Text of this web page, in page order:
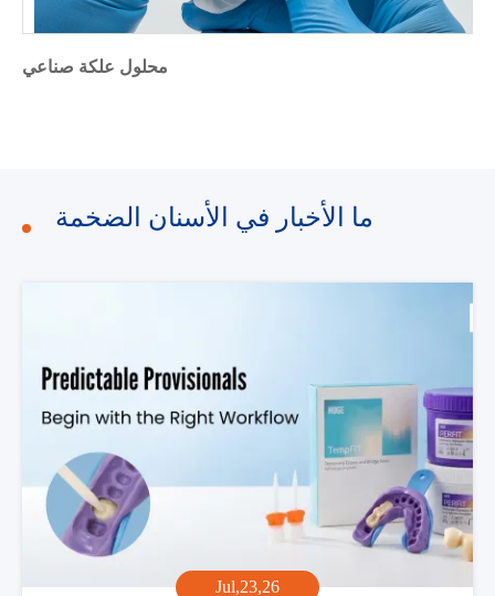
محلول علكة صناعي
ما الأخبار في الأسنان الضخمة
Jul,23,26